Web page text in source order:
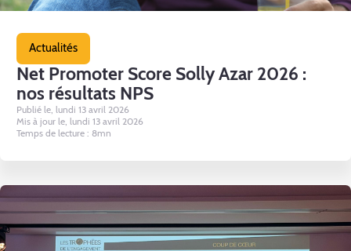
Actualités
Net Promoter Score Solly Azar 2026 :
nos résultats NPS
Publié le, lundi 13 avril 2026
Mis à jour le, lundi 13 avril 2026
Temps de lecture : 8mn